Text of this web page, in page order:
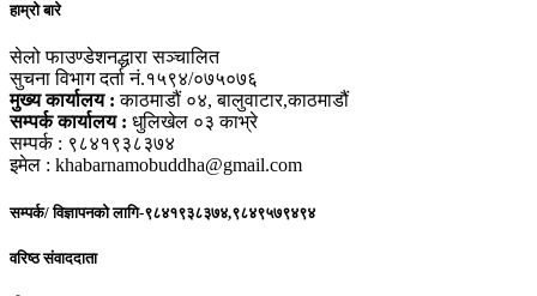
हाम्रो बारे
सेलो फाउण्डेशनद्धारा सञ्चालित
सुचना विभाग दर्ता नं.१५९४/०७५०७६
मुख्य कार्यालय : काठमाडौं ०४, बालुवाटार,काठमाडौं
सम्पर्क कार्यालय : धुलिखेल ०३ काभ्रे
सम्पर्क : ९८४१९३८३७४
इमेल : khabarnamobuddha@gmail.com
सम्पर्क/ विज्ञापनको लागि-९८४१९३८३७४,९८४९५७९४९४
वरिष्ठ संवाददाता